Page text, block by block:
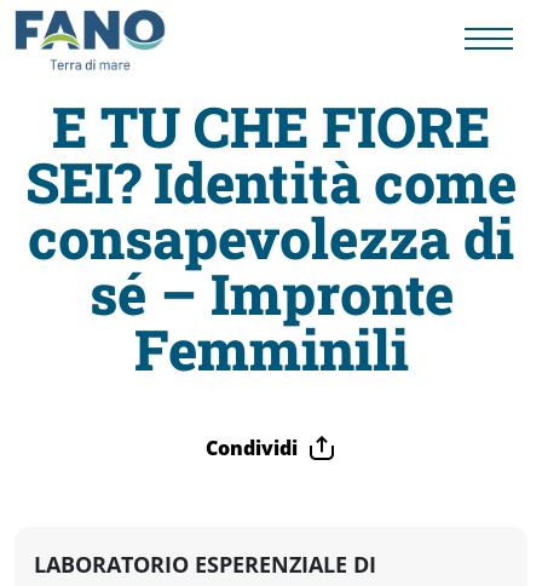
Fano
Visit
Card
fare
E TU CHE FIORE
SEI? Identità come
consapevolezza di
sé – Impronte
Femminili
Condividi
LABORATORIO ESPERENZIALE DI